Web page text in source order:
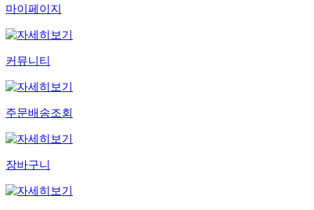
마이페이지
커뮤니티
주문배송조회
장바구니